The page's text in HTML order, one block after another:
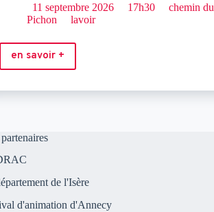
11 septembre 2026
17h30
chemin du
Pichon
lavoir
en savoir +
Lavoirs,
de
de l'Isère
d'animation d'Annecy